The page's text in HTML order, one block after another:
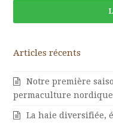
Articles récents
Notre première
permaculture nordique
La haie diversifiée,